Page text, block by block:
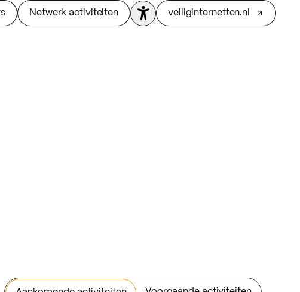
Netwerk activiteiten veiliginternetten.nl